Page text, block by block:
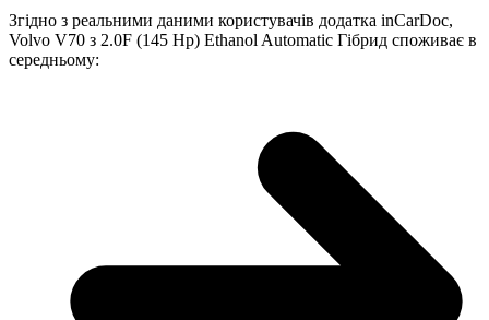
Згідно з реальними даними користувачів додатка inCarDoc,
Volvo V70 з 2.0F (145 Hp) Ethanol Automatic Гібрид споживає в
середньому: